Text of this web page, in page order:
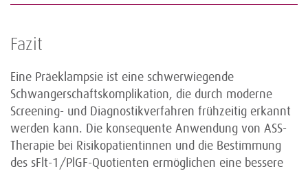
Fazit
Eine Präeklampsie ist eine schwerwiegende
Schwangerschaftskomplikation, die durch moderne
Screening- und Diagnostikverfahren frühzeitig erkannt
werden kann. Die konsequente Anwendung von ASS-
Therapie bei Risikopatientinnen und die Bestimmung
des sFlt-1/PlGF-Quotienten ermöglichen eine bessere